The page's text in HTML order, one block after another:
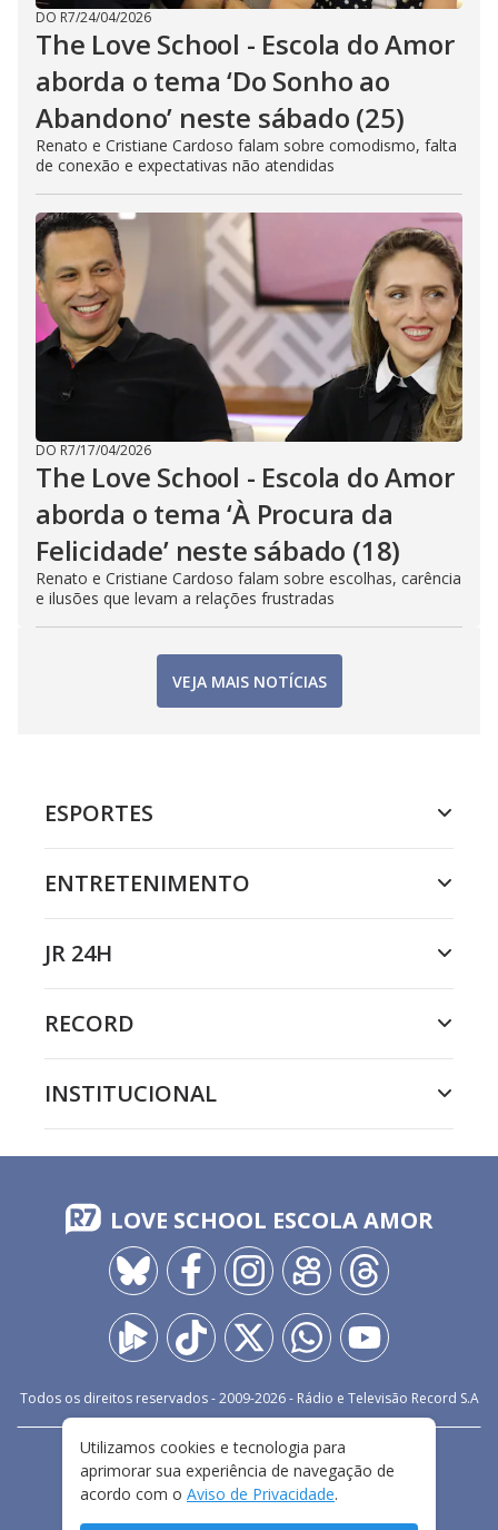
DO R7/24/04/2026
The Love School - Escola do Amor
aborda o tema ‘Do Sonho ao
Abandono’ neste sábado (25)
Renato e Cristiane Cardoso falam sobre comodismo, falta
de conexão e expectativas não atendidas
DO R7/17/04/2026
The Love School - Escola do Amor
aborda o tema ‘À Procura da
Felicidade’ neste sábado (18)
Renato e Cristiane Cardoso falam sobre escolhas, carência
e ilusões que levam a relações frustradas
VEJA MAIS NOTÍCIAS
ESPORTES
ENTRETENIMENTO
JR 24H
RECORD
INSTITUCIONAL
LOVE SCHOOL ESCOLA AMOR
Todos os direitos reservados - 2009-2026- Rádio e Televisão Record S.A
FALE CONOSCO
PRIVACIDADE
TERMOS E CONDIÇÕES DE USO
Utilizamos cookies e tecnologia para
aprimorar sua experiência de navegação de
acordo com o Aviso de Privacidade.